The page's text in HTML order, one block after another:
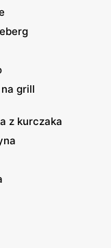
grill
z kurczaka